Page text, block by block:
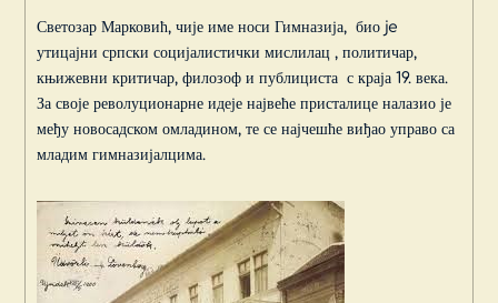
Светозар Марковић, чије име носи Гимназија, био je
утицајни српски социјалистички мислилац , политичар,
књижевни критичар, филозоф и публициста с краја 19. века.
За своје револуционарне идеје највеће присталице налазио је
међу новосадском омладином, те се најчешће виђао управо са
младим гимназијалцима.